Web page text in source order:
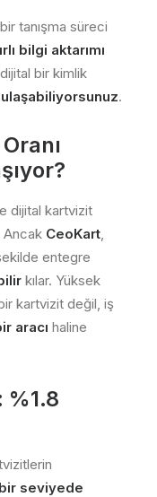
bir tanışma süreci
bilgi aktarımı
bir kimlik
.
dijital kartvizit
Ancak CeoKart,
entegre
kılar. Yüksek
kartvizit değil, iş
aracı haline
seviyede